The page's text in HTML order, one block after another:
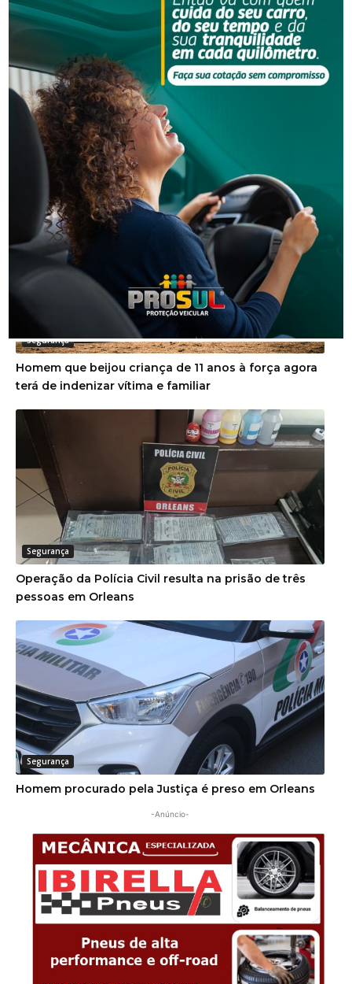
NOTÍCIAS RELACIONADAS
Segurança
Homem que beijou criança de 11 anos à força agora
terá de indenizar vítima e familiar
Segurança
Operação da Polícia Civil resulta na prisão de três
pessoas em Orleans
Segurança
Homem procurado pela Justiça é preso em Orleans
-Anúncio-